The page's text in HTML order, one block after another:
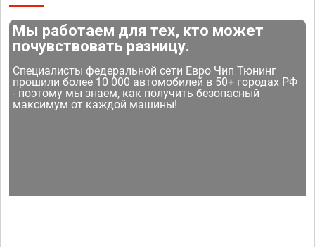
Мы работаем для тех, кто может
почувствовать разницу.
Специалисты федеральной сети Евро Чип Тюнинг
прошили более 10 000 автомобилей в 50+ городах РФ
- поэтому мы знаем, как получить безопасный
максимум от каждой машины!